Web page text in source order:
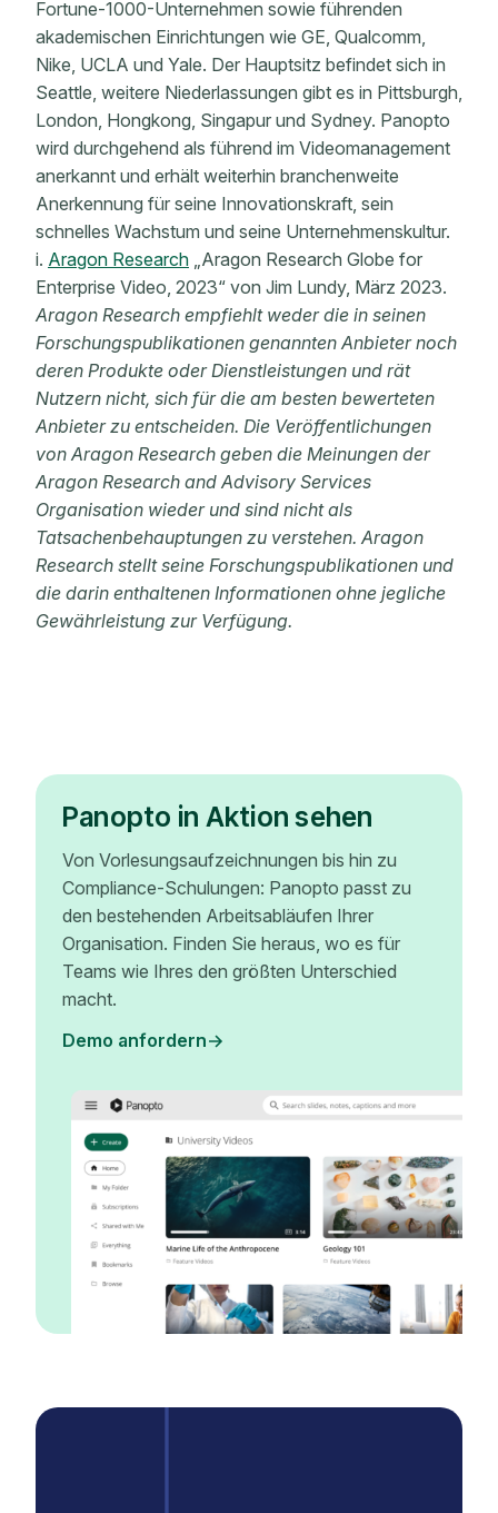
Fortune-1000-Unternehmen sowie führenden
akademischen Einrichtungen wie GE, Qualcomm,
Nike, UCLA und Yale. Der Hauptsitz befindet sich in
Seattle, weitere Niederlassungen gibt es in Pittsburgh,
London, Hongkong, Singapur und Sydney. Panopto
wird durchgehend als führend im Videomanagement
anerkannt und erhält weiterhin branchenweite
Anerkennung für seine Innovationskraft, sein
schnelles Wachstum und seine Unternehmenskultur.
i. Aragon Research „Aragon Research Globe for
Enterprise Video, 2023“ von Jim Lundy, März 2023.
Aragon Research empfiehlt weder die in seinen
Forschungspublikationen genannten Anbieter noch
deren Produkte oder Dienstleistungen und rät
Nutzern nicht, sich für die am besten bewerteten
Anbieter zu entscheiden. Die Veröffentlichungen
von Aragon Research geben die Meinungen der
Aragon Research and Advisory Services
Organisation wieder und sind nicht als
Tatsachenbehauptungen zu verstehen. Aragon
Research stellt seine Forschungspublikationen und
die darin enthaltenen Informationen ohne jegliche
Gewährleistung zur Verfügung.
Panopto in Aktion sehen
Von Vorlesungsaufzeichnungen bis hin zu
Compliance-Schulungen: Panopto passt zu
den bestehenden Arbeitsabläufen Ihrer
Organisation. Finden Sie heraus, wo es für
Teams wie Ihres den größten Unterschied
macht.
Demo anfordern